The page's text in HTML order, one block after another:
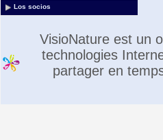
Los socios
VisioNature est un
technologies
partager en